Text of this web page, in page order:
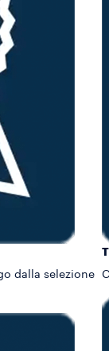
dalla selezione